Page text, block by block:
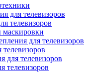
для телевизоров
телевизоров
для телевизоров
для телевизоров
телевизоров